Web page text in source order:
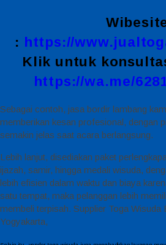
: https://
Klik untuk
https://wa.me/
Sebagai contoh, jasa bordir lambang
memberikan kesan profesional, dengan
semakin jelas saat acara berlangsung.
Lebih lanjut, disediakan paket
ijazah, samir, hingga medali wisuda,
lebih efisien dalam waktu dan biaya
satu tempat, maka pelanggan lebih
membeli terpisah. Supplier Toga Wisuda
Yogyakarta,